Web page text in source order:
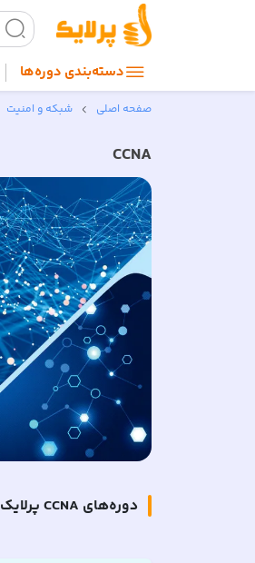
دسته‌بندی‌ دوره‌ها
صفحه اصلی شبکه‌ و امنیت
CCNA
دوره‌های CCNA پرلایک